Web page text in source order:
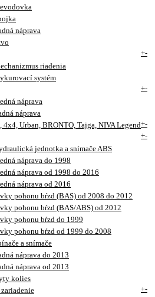
náprava
+-
riadenia
systém
+-
náprava
náprava
Urban, BRONTO, Tajga, NIVA Legend+-
+-
jednotka a snímače ABS
náprava do 1998
náprava od 1998 do 2016
náprava od 2016
pohonu bŕzd (BAS) od 2008 do 2012
pohonu bŕzd (BAS/ABS) od 2012
pohonu bŕzd do 1999
pohonu bŕzd od 1999 do 2008
a snímače
náprava do 2013
náprava od 2013
kolies
+-